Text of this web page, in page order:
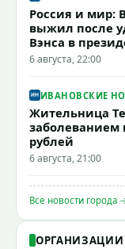
Россия и мир:
выжил после
Вэнса в
6 августа, 22:00
ИВАНОВСКИЕ
Жительница
заболеванием
рублей
6 августа, 21:00
Все новости города
ОРГАНИЗАЦИИ